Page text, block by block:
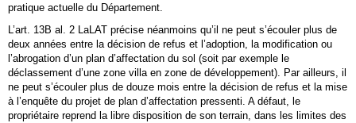
pratique actuelle du Département.
L’art. 13B al. 2 LaLAT précise néanmoins qu’il ne peut s’écouler plus de
deux années entre la décision de refus et l’adoption, la modification ou
l’abrogation d’un plan d’affectation du sol (soit par exemple le
déclassement d’une zone villa en zone de développement). Par ailleurs, il
ne peut s’écouler plus de douze mois entre la décision de refus et la mise
à l’enquête du projet de plan d’affectation pressenti. A défaut, le
propriétaire reprend la libre disposition de son terrain, dans les limites des